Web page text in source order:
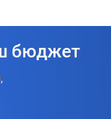
бюджет